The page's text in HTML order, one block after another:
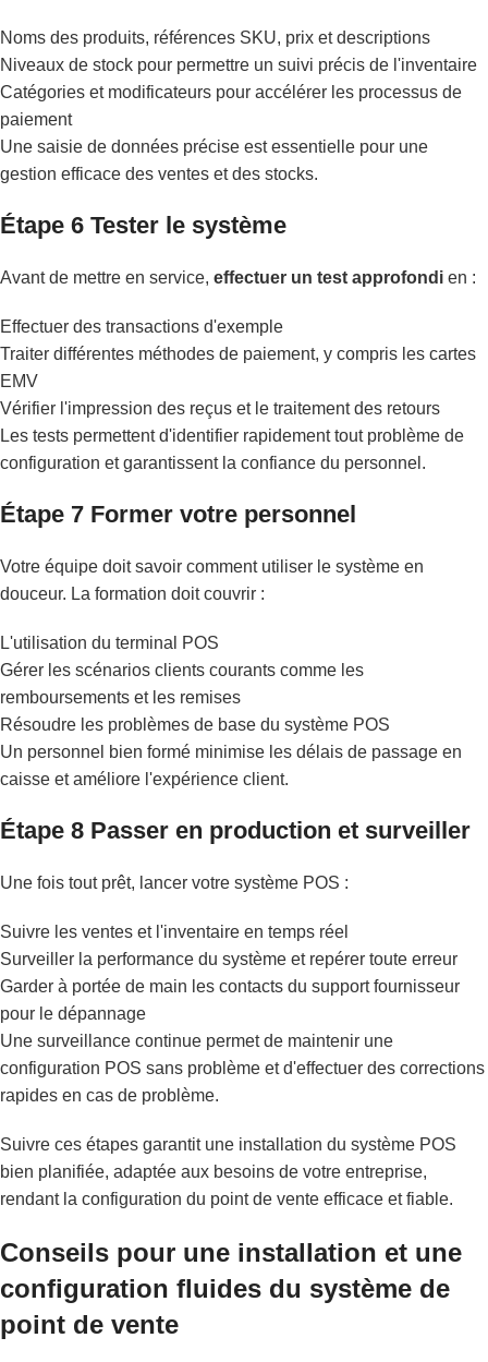
Noms des produits, références SKU, prix et descriptions
Niveaux de stock pour permettre un suivi précis de l'inventaire
Catégories et modificateurs pour accélérer les processus de
paiement
Une saisie de données précise est essentielle pour une
gestion efficace des ventes et des stocks.
Étape 6 Tester le système
Avant de mettre en service, effectuer un test approfondi en :
Effectuer des transactions d'exemple
Traiter différentes méthodes de paiement, y compris les cartes
EMV
Vérifier l'impression des reçus et le traitement des retours
Les tests permettent d'identifier rapidement tout problème de
configuration et garantissent la confiance du personnel.
Étape 7 Former votre personnel
Votre équipe doit savoir comment utiliser le système en
douceur. La formation doit couvrir :
L'utilisation du terminal POS
Gérer les scénarios clients courants comme les
remboursements et les remises
Résoudre les problèmes de base du système POS
Un personnel bien formé minimise les délais de passage en
caisse et améliore l'expérience client.
Étape 8 Passer en production et surveiller
Une fois tout prêt, lancer votre système POS :
Suivre les ventes et l'inventaire en temps réel
Surveiller la performance du système et repérer toute erreur
Garder à portée de main les contacts du support fournisseur
pour le dépannage
Une surveillance continue permet de maintenir une
configuration POS sans problème et d'effectuer des corrections
rapides en cas de problème.
Suivre ces étapes garantit une installation du système POS
bien planifiée, adaptée aux besoins de votre entreprise,
rendant la configuration du point de vente efficace et fiable.
Conseils pour une installation et une
configuration fluides du système de
point de vente